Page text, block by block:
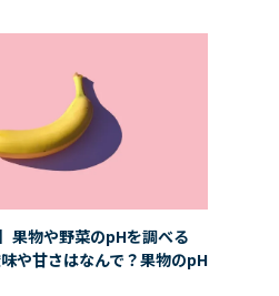
果物や野菜のpHを調べる
味や甘さはなんで？果物のpH